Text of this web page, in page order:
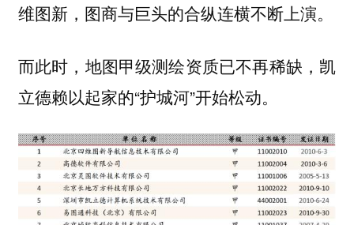
维图新，图商与巨头的合纵连横不断上演。
而此时，地图甲级测绘资质已不再稀缺，凯
立德赖以起家的“护城河”开始松动。